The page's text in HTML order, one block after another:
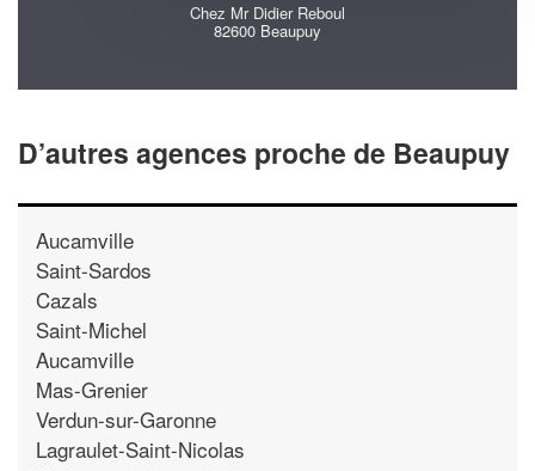
Chez Mr Didier Reboul
82600 Beaupuy
D’autres agences proche de Beaupuy
Aucamville
Saint-Sardos
Cazals
Saint-Michel
Aucamville
Mas-Grenier
Verdun-sur-Garonne
Lagraulet-Saint-Nicolas